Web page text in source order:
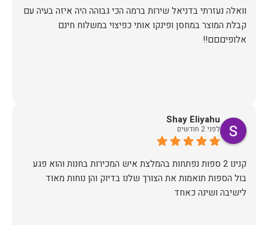
וואלה נעזרתי בדניאל שירות ברמה הכי גבוהה היה איזה בעיה עם
קבלת המוצר במחסן ופינקו אותי כפיצוי במשלוח חינם
אלופיםםם!!
Shay Eliyahu
לפני 2 חודשים
קנינו 2 ספות נפתחות בהמלצת איש המכירות בחנות והוא פגע
בול הספות תואמות את הצורך שלנו בדיוק והן נוחות מאוד
לישיבה ושינה כאחד